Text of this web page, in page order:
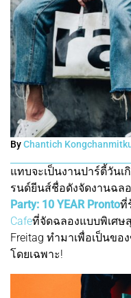
ByChantich
แทบจะเป็นงานปาร์ตี้วันเ
รนด์ยีนส์ชื่อดังจัดงานฉล
Party: 10 YEAR Prontoที่
Cafeที่จัดฉลองแบบพิเศษ
Freitag ทำมาเพื่อเป็นข
โดยเฉพาะ!